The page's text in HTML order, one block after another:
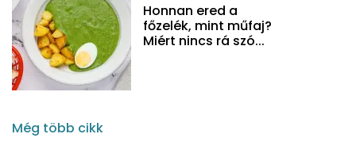
Honnan ered a
főzelék, mint műfaj?
Miért nincs rá szó...
Még több cikk